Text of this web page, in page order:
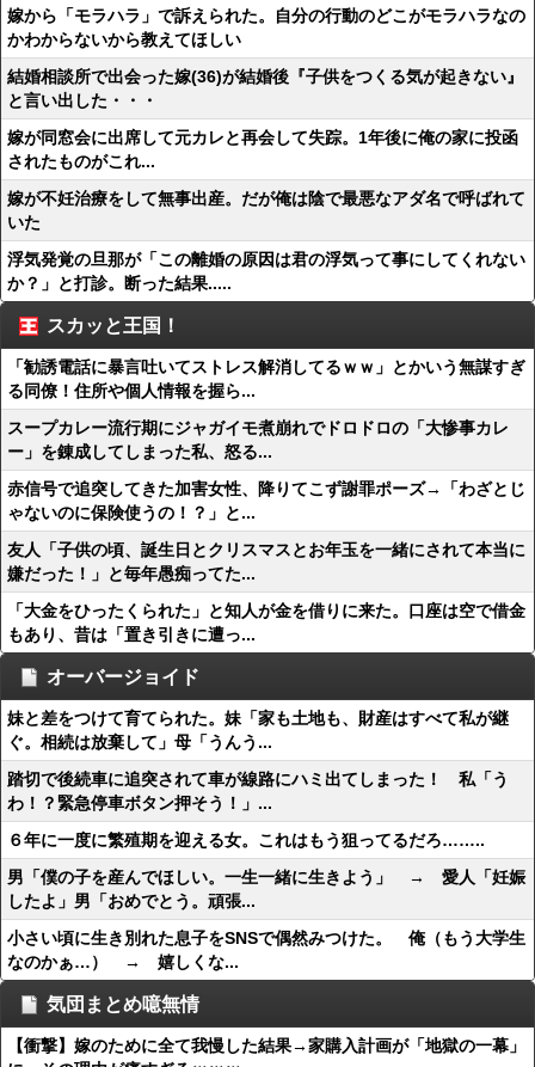
嫁から「モラハラ」で訴えられた。自分の行動のどこがモラハラなの
かわからないから教えてほしい
結婚相談所で出会った嫁(36)が結婚後『子供をつくる気が起きない』
と言い出した・・・
嫁が同窓会に出席して元カレと再会して失踪。1年後に俺の家に投函
されたものがこれ...
嫁が不妊治療をして無事出産。だが俺は陰で最悪なアダ名で呼ばれて
いた
浮気発覚の旦那が「この離婚の原因は君の浮気って事にしてくれない
か？」と打診。断った結果.....
スカッと王国！
「勧誘電話に暴言吐いてストレス解消してるｗｗ」とかいう無謀すぎ
る同僚！住所や個人情報を握ら...
スープカレー流行期にジャガイモ煮崩れでドロドロの「大惨事カレ
ー」を錬成してしまった私、怒る...
赤信号で追突してきた加害女性、降りてこず謝罪ポーズ→「わざとじ
ゃないのに保険使うの！？」と...
友人「子供の頃、誕生日とクリスマスとお年玉を一緒にされて本当に
嫌だった！」と毎年愚痴ってた...
「大金をひったくられた」と知人が金を借りに来た。口座は空で借金
もあり、昔は「置き引きに遭っ...
オーバージョイド
妹と差をつけて育てられた。妹「家も土地も、財産はすべて私が継
ぐ。相続は放棄して」母「うんう...
踏切で後続車に追突されて車が線路にハミ出てしまった！ 私「う
わ！？緊急停車ボタン押そう！」...
６年に一度に繁殖期を迎える女。これはもう狙ってるだろ……..
男「僕の子を産んでほしい。一生一緒に生きよう」 → 愛人「妊娠
したよ」男「おめでとう。頑張...
小さい頃に生き別れた息子をSNSで偶然みつけた。 俺（もう大学生
なのかぁ…） → 嬉しくな...
気団まとめ噫無情
【衝撃】嫁のために全て我慢した結果→家購入計画が「地獄の一幕」